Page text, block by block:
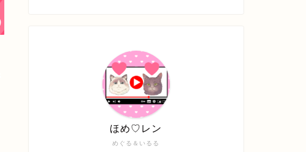
めぐる＆いるる
ほめ♡レン